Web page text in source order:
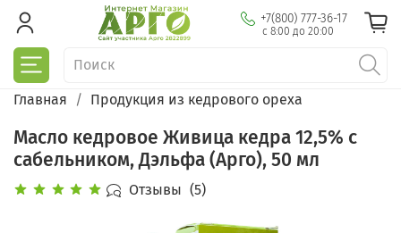
+7(800) 777-36-17
с 8:00 до 20:00
Главная Продукция из кедрового ореха
Масло кедровое Живица кедра 12,5% с
сабельником, Дэльфа (Арго), 50 мл
Отзывы (5)